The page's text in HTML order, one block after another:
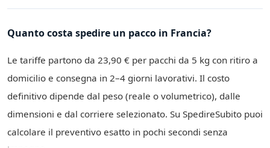
Quanto costa spedire un pacco in Francia?
Le tariffe partono da 23,90 € per pacchi da 5 kg con ritiro a
domicilio e consegna in 2–4 giorni lavorativi. Il costo
definitivo dipende dal peso (reale o volumetrico), dalle
dimensioni e dal corriere selezionato. Su SpedireSubito puoi
calcolare il preventivo esatto in pochi secondi senza